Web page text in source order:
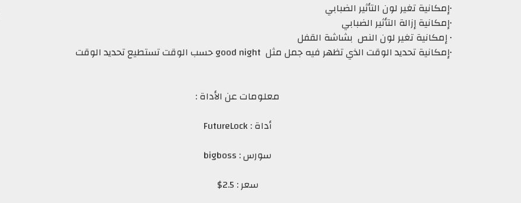
•إمكانية تغير لون التأثير الضبابي
•إمكانية إزالة التأثير الضبابي
• إمكانية تغير لون النص بشاشة القفل
•إمكانية تحديد الوقت الذي تظهر فيه جمل مثل good night حسب الوقت تستطيع تحديد الوقت
معلومات عن الأداة :
أداة : FutureLock
سورس : bigboss
سعر : 2.5$